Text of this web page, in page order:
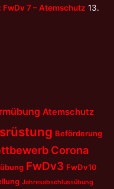
7 – Atemschutz 13.
Atemschutz
Beförderung
Corona
FwDv3 FwDv10
Jahresabschlussübung